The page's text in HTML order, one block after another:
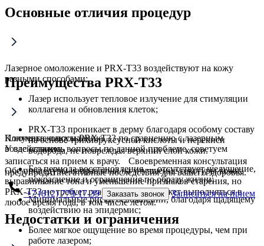
Основные отличия процедур
Лазерное омоложение и PRX-T33 воздействуют на кожу
разными способами:
Лазер использует тепловое излучение для стимуляции
коллагена и обновления клеток;
PRX-T33 проникает в дерму благодаря особому составу
на основе трихлоруксусной кислоты и перекиси
водорода, не повреждая верхний слой кожи.
Обе процедуры направлены на улучшение текстуры кожи,
выравнивание тона и уменьшение признаков старения, но
PRX-T33 не требует реабилитации и может выполняться в
любое время года, в том числе летом.
Преимущества PRX-T33
Ключевые плюсы PRX-T33 по сравнению с лазерным
воздействием:
Без периода восстановления — отсутствует шелушение,
покраснение и ограничения по образу жизни;
Минимальные риски осложнений, благодаря щадящему
воздействию на эпидермис;
Более мягкое ощущение во время процедуры, чем при
работе лазером;
Получите консультацию
У вас остались вопросы по данной проблеме, советуем
записаться на прием к врачу. Своевременная консультация
предупредит негативные последствия для вашего здоровья.
+7 (812) 779-17-39 Заказать звонок Записаться на прием
Недостатки и ограничения